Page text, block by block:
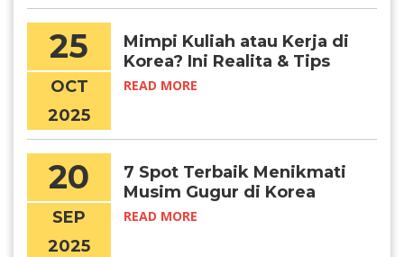
25
OCT
2025
Mimpi Kuliah atau Kerja di
Korea? Ini Realita & Tips
Suksesnya, Chingudeul!
READ MORE
20
SEP
2025
7 Spot Terbaik Menikmati
Musim Gugur di Korea
Selatan
READ MORE